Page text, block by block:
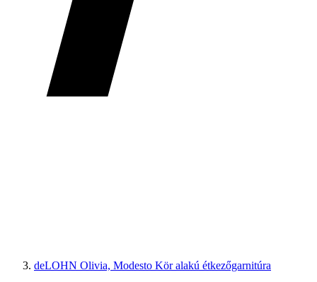
deLOHN Olivia, Modesto Kör alakú étkezőgarnitúra